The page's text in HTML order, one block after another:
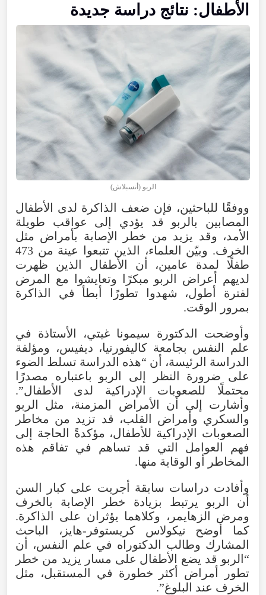
الأطفال: نتائج دراسة جديدة
الربو (أنسبلاش)
ووفقًا للباحثين، فإن ضعف الذاكرة لدى الأطفال
المصابين بالربو قد يؤدي إلى عواقب طويلة
الأمد، وقد يزيد من خطر الإصابة بأمراض مثل
الخرف. وبيّن العلماء، الذين تتبعوا عينة من 473
طفلًا لمدة عامين، أن الأطفال الذين ظهرت
لديهم أعراض الربو مبكرًا وتعايشوا مع المرض
لفترة أطول، شهدوا تطورًا أبطأ في الذاكرة
بمرور الوقت.
وأوضحت الدكتورة سيمونا غيتي، الأستاذة في
علم النفس بجامعة كاليفورنيا، ديفيس، ومؤلفة
الدراسة الرئيسة، أن “هذه الدراسة تسلط الضوء
على ضرورة النظر إلى الربو باعتباره مصدرًا
محتملًا للصعوبات الإدراكية لدى الأطفال”.
وأشارت إلى أن الأمراض المزمنة، مثل الربو
والسكري وأمراض القلب، قد تزيد من مخاطر
الصعوبات الإدراكية للأطفال، مؤكدةً الحاجة إلى
فهم العوامل التي قد تساهم في تفاقم هذه
المخاطر أو الوقاية منها.
وأفادت دراسات سابقة أجريت على كبار السن
أن الربو يرتبط بزيادة خطر الإصابة بالخرف
ومرض الزهايمر، وكلاهما يؤثران على الذاكرة.
كما أوضح نيكولاس كريستوفر-هايز، الباحث
المشارك وطالب الدكتوراه في علم النفس، أن
“الربو قد يضع الأطفال على مسار يزيد من خطر
تطور أمراض أكثر خطورة في المستقبل، مثل
الخرف عند البلوغ”.